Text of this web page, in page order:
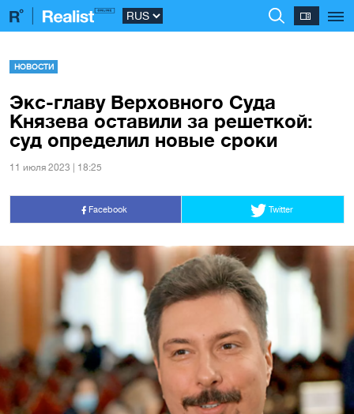
НОВОСТИ
Экс-главу Верховного Суда
Князева оставили за решеткой:
суд определил новые сроки
11 июля 2023 | 18:25
Facebook Twitter